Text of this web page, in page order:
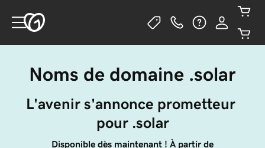
Noms de domaine .solar
L'avenir s'annonce prometteur
pour .solar
Disponible dès maintenant ! À partir de